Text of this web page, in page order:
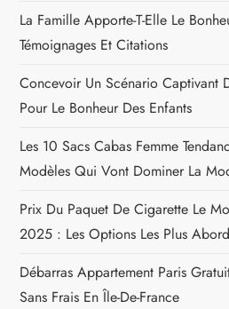
La Famille Apporte-T-Elle Le
Témoignages Et Citations
Concevoir Un Scénario Captivant
Pour Le Bonheur Des Enfants
Les 10 Sacs Cabas Femme
Modèles Qui Vont Dominer La
Prix Du Paquet De Cigarette Le
2025 : Les Options Les Plus
Débarras Appartement Paris
Sans Frais En Île-De-France